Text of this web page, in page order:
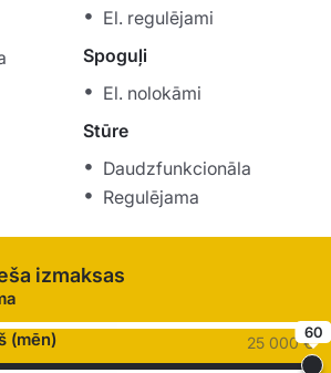
El. regulējami
Spoguļi
El. nolokāmi
Stūre
Daudzfunkcionāla
Regulējama
izmaksas
25 000 €
(mēn) 60